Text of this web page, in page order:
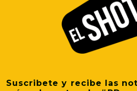
Suscribete y recibe las